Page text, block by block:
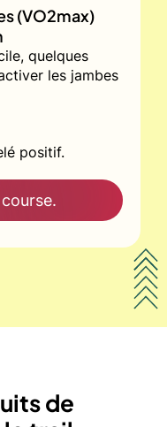
(VO2max)
quelques
les jambes
positif.
de